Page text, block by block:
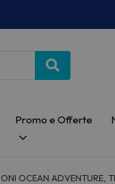
Promo e Offerte
OCEAN ADVENTURE,